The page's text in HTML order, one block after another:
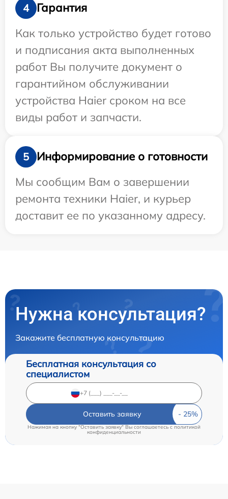
4
Гарантия
Как только устройство будет готово
и подписания акта выполненных
работ Вы получите документ о
гарантийном обслуживании
устройства Haier сроком на все
виды работ и запчасти.
5
Информирование о готовности
Мы сообщим Вам о завершении
ремонта техники Haier, и курьер
доставит ее по указанному адресу.
Нужна консультация?
Закажите бесплатную консультацию
Бесплатная консультация со
специалистом
Оставить заявку
Нажимая на кнопку "Оставить заявку" Вы соглашаетесь cполитикой
конфиденциальности